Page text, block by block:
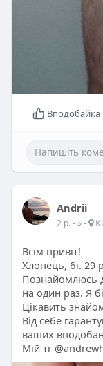
Вподобайка
Andrii
2 р.- »-
Всім привіт!
Хлопець, бі. 29
Познайомлюсь
на один раз. Я
Цікавить
Від себе
ваших
Мій тг